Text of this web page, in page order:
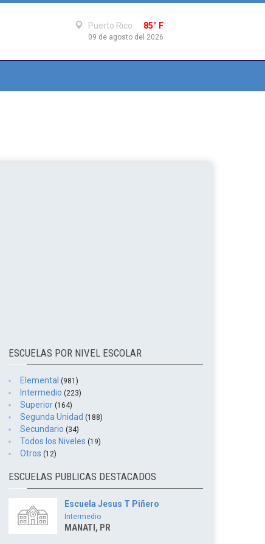
Puerto Rico 85° F
09 de agosto del 2026
ESCUELAS POR NIVEL ESCOLAR
Elemental (981)
Intermedio (223)
Superior (164)
Segunda Unidad (188)
Secundario (34)
Todos los Niveles (19)
Otros (12)
ESCUELAS PUBLICAS DESTACADOS
Escuela Jesus T Piñero
Intermedio
MANATI, PR